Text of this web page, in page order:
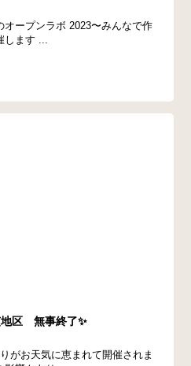
ープンラボ 2023〜みんなで作
ます ...
地区 無事終了✨
がお天気に恵まれて開催されま